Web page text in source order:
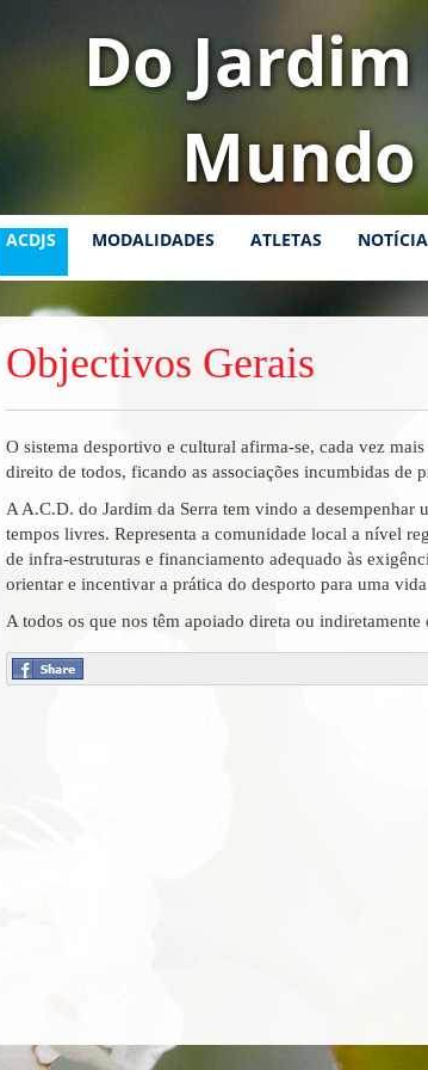
Do
ACDJS MODALIDADES ATLETAS
Objectivos Gerais
O sistema desportivo e cultural afirma-se, cada vez
direito de todos, ficando as associações incumbidas de
A A.C.D. do Jardim da Serra tem vindo a
tempos livres. Representa a comunidade local a nível
de infra-estruturas e financiamento adequado às
orientar e incentivar a prática do desporto para uma
A todos os que nos têm apoiado direta ou